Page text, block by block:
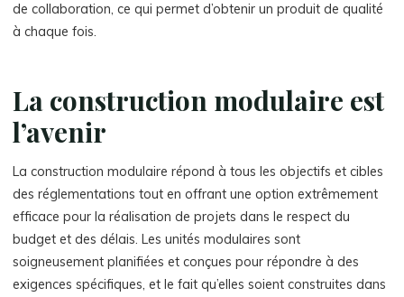
de collaboration, ce qui permet d’obtenir un produit de qualité
à chaque fois.
La construction modulaire est
l’avenir
La construction modulaire répond à tous les objectifs et cibles
des réglementations tout en offrant une option extrêmement
efficace pour la réalisation de projets dans le respect du
budget et des délais. Les unités modulaires sont
soigneusement planifiées et conçues pour répondre à des
exigences spécifiques, et le fait qu’elles soient construites dans